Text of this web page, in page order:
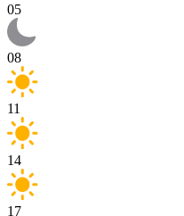
05
08
11
14
17